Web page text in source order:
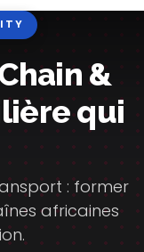
&
qui
: former
africaines